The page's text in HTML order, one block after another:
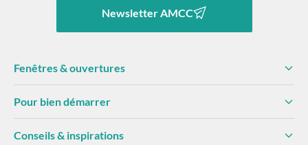
Newsletter AMCC
Fenêtres & ouvertures
Pour bien démarrer
Conseils & inspirations